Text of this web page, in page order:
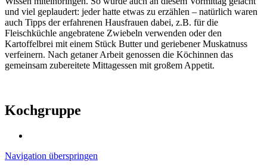
und viel geplaudert: jeder hatte etwas zu erzählen – natürlich waren
auch Tipps der erfahrenen Hausfrauen dabei, z.B. für die
Fleischküchle angebratene Zwiebeln verwenden oder den
Kartoffelbrei mit einem Stück Butter und geriebener Muskatnuss
verfeinern. Nach getaner Arbeit genossen die Köchinnen das
gemeinsam zubereitete Mittagessen mit großem Appetit.
Kochgruppe
Navigation überspringen